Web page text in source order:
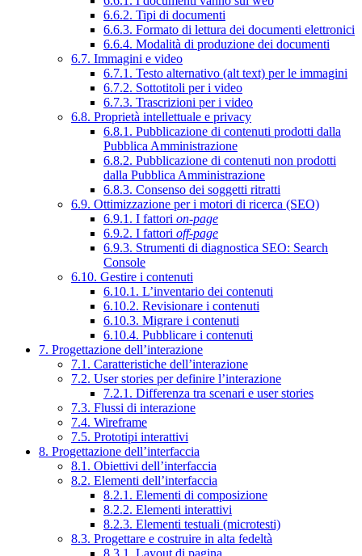
6.6.2. Tipi di documenti
6.6.3. Formato di lettura dei documenti elettronici
6.6.4. Modalità di produzione dei documenti
6.7. Immagini e video
6.7.1. Testo alternativo (alt text) per le immagini
6.7.2. Sottotitoli per i video
6.7.3. Trascrizioni per i video
6.8. Proprietà intellettuale e privacy
6.8.1. Pubblicazione di contenuti prodotti dalla
Pubblica Amministrazione
6.8.2. Pubblicazione di contenuti non prodotti
dalla Pubblica Amministrazione
6.8.3. Consenso dei soggetti ritratti
6.9. Ottimizzazione per i motori di ricerca (SEO)
6.9.1. I fattori on-page
6.9.2. I fattori off-page
6.9.3. Strumenti di diagnostica SEO: Search
Console
6.10. Gestire i contenuti
6.10.1. L’inventario dei contenuti
6.10.2. Revisionare i contenuti
6.10.3. Migrare i contenuti
6.10.4. Pubblicare i contenuti
7. Progettazione dell’interazione
7.1. Caratteristiche dell’interazione
7.2. User stories per definire l’interazione
7.2.1. Differenza tra scenari e user stories
7.3. Flussi di interazione
7.4. Wireframe
7.5. Prototipi interattivi
8. Progettazione dell’interfaccia
8.1. Obiettivi dell’interfaccia
8.2. Elementi dell’interfaccia
8.2.1. Elementi di composizione
8.2.2. Elementi interattivi
8.2.3. Elementi testuali (microtesti)
8.3. Progettare e costruire in alta fedeltà
8.3.1. Layout di pagina